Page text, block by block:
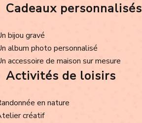
Cadeaux personnalisés
bijou gravé
album photo personnalisé
accessoire de maison sur mesure
Activités de loisirs
en nature
créatif